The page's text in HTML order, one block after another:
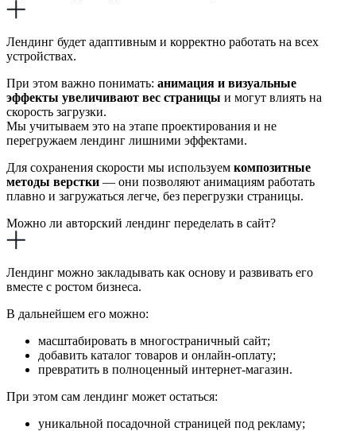
Лендинг будет адаптивным и корректно работать на всех
устройствах.
При этом важно понимать: анимация и визуальные
эффекты увеличивают вес страницы и могут влиять на
скорость загрузки.
Мы учитываем это на этапе проектирования и не
перегружаем лендинг лишними эффектами.
Для сохранения скорости мы используем композитные
методы верстки — они позволяют анимациям работать
плавно и загружаться легче, без перегрузки страницы.
Можно ли авторский лендинг переделать в сайт?
Лендинг можно закладывать как основу и развивать его
вместе с ростом бизнеса.
В дальнейшем его можно:
масштабировать в многостраничный сайт;
добавить каталог товаров и онлайн-оплату;
превратить в полноценный интернет-магазин.
При этом сам лендинг может остаться:
уникальной посадочной страницей под рекламу;